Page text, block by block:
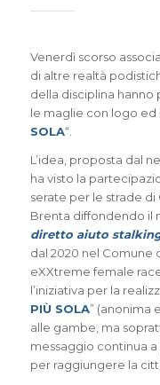
Venerdì scorso
di altre realtà
della disciplina hanno
le maglie con logo ed
SOLA“.
L’idea, proposta dal
ha visto la
serate per le strade di
Brenta diffondendo il
diretto aiuto
dal 2020 nel Comune
eXXtreme female
l’iniziativa per la
PIÙ SOLA” (anonima
alle gambe, ma
messaggio continua
per raggiungere la